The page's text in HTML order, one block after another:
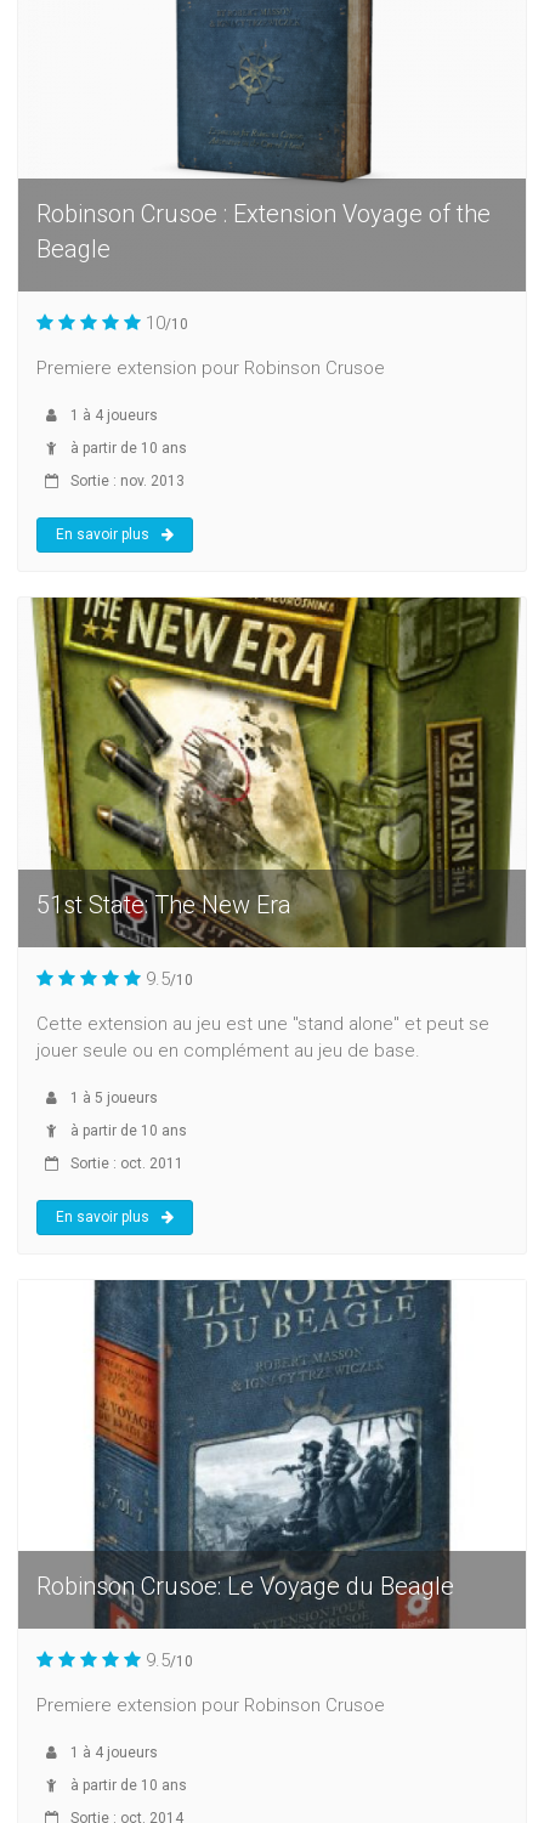
Robinson Crusoe : Extension Voyage of the
Beagle
10/10
Premiere extension pour Robinson Crusoe
1 à 4 joueurs
à partir de 10 ans
Sortie : nov. 2013
En savoir plus
51st State: The New Era
9.5/10
Cette extension au jeu est une "stand alone" et peut se
jouer seule ou en complément au jeu de base.
1 à 5 joueurs
à partir de 10 ans
Sortie : oct. 2011
En savoir plus
Robinson Crusoe: Le Voyage du Beagle
9.5/10
Premiere extension pour Robinson Crusoe
1 à 4 joueurs
à partir de 10 ans
Sortie : oct. 2014